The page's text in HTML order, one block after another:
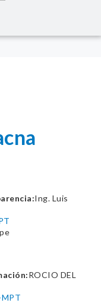
Ing. Luis
ROCIO DEL